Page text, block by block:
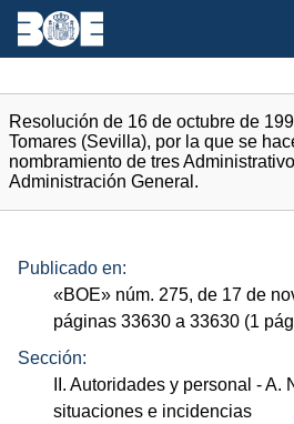
Resolución de 16 de octubre de
Tomares (Sevilla), por la que se
nombramiento de tres
Administración General.
Publicado en:
«BOE» núm. 275, de 17 de
páginas 33630 a 33630 (1
Sección:
II. Autoridades y personal - A.
situaciones e incidencias